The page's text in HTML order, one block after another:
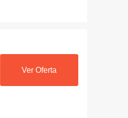
Ver Oferta